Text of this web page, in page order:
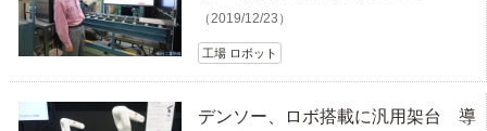
（2019/12/23）
工場 ロボット
デンソー、ロボ搭載に汎用架台 導